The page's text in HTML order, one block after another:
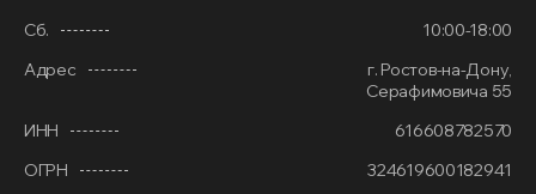
Сб.
10:00-18:00
Адрес
г. Ростов-на-Дону,
Серафимовича 55
ИНН
616608782570
ОГРН
324619600182941